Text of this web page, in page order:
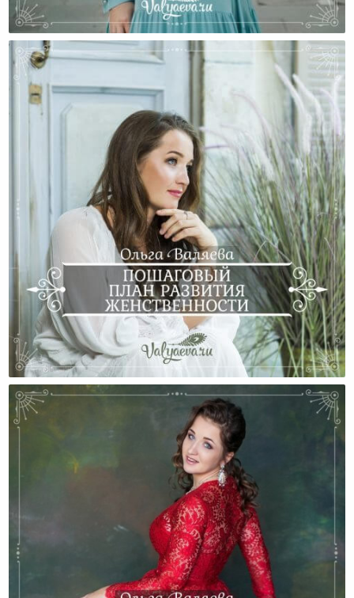
Препятствия На Пути – Сопротивляться Или Нет?
Советы, Как Развить В Себе Женственность